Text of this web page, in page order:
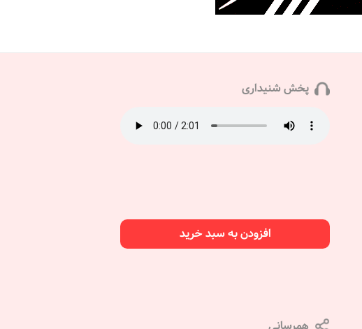
پخش شنیداری
افزودن به سبد خرید